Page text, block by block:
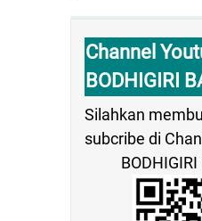
Channel
BODHIGIRI
Silahkan
subcribe di